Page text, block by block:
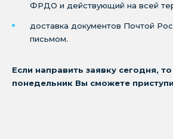
ФРДО и действующий на всей
доставка документов Почтой
письмом.
Если направить заявку сегодня,
понедельник Вы сможете